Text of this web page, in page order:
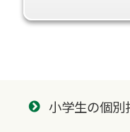
小学生の個別